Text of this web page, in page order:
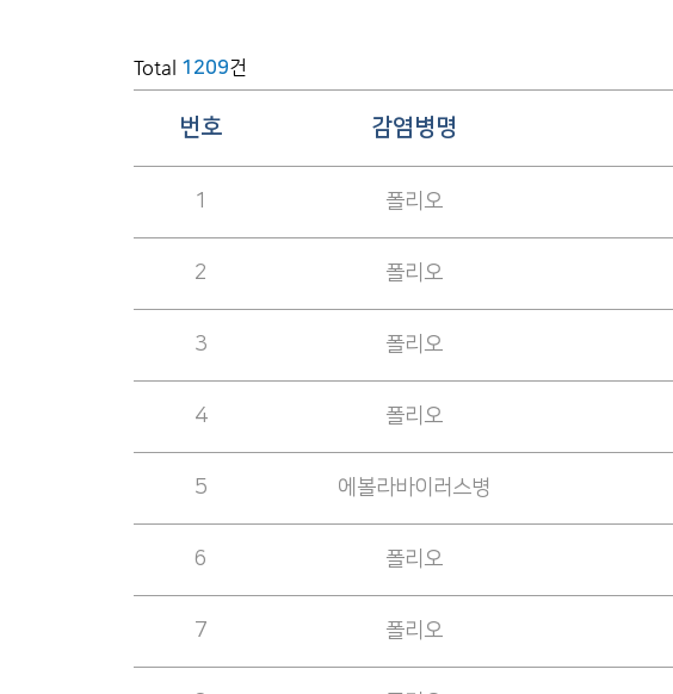
Total 1209건
번호 감염병명
1 폴리오
2 폴리오
3 폴리오
4 폴리오
5 에볼라바이러스병
6 폴리오
7 폴리오